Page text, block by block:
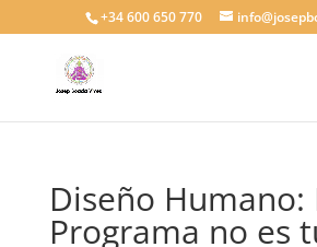
+34 600 650 770
Diseño Humano:
Programa no es